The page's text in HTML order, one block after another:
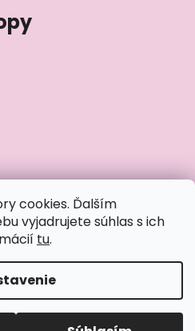
cookies. Ďalším
vyjadrujete súhlas s ich
tu.
niečo opýtať?
Shoptet